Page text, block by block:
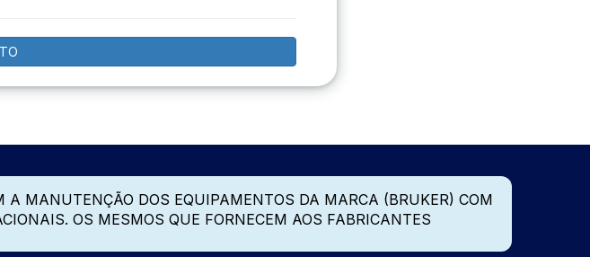
MANUTENÇÃO DOS EQUIPAMENTOS DA MARCA (BRUKER) COM
OS MESMOS QUE FORNECEM AOS FABRICANTES